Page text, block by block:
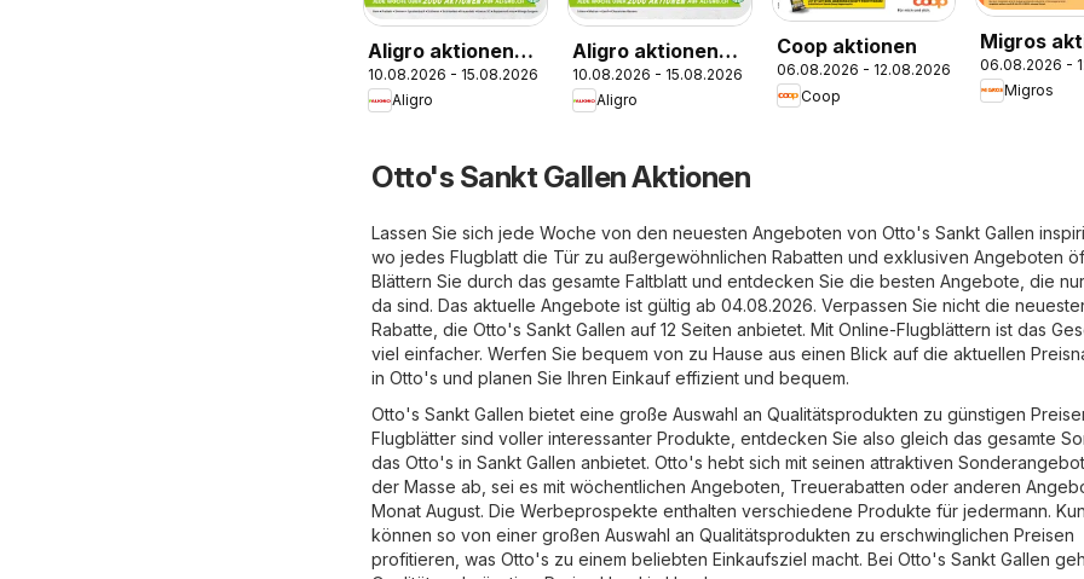
Aligro aktionen
Schlieren,
Gossau SG,
Rapperswil-Jona,
Sargans, Bern
10.08.2026 - 15.08.2026
Aligro
Aligro aktionen
Chavannes,
Matran, Genf,
10.08.2026 - 15.08.2026
Aligro
Coop aktionen
06.08.2026 - 12.08.2026
Coop
Migros
06.08.2026 -
Migros
Otto's Sankt Gallen Aktionen
Lassen Sie sich jede Woche von den neuesten Angeboten von Otto's Sankt Gallen
wo jedes Flugblatt die Tür zu außergewöhnlichen Rabatten und exklusiven Angeboten
Blättern Sie durch das gesamte Faltblatt und entdecken Sie die besten Angebote, die
da sind. Das aktuelle Angebote ist gültig ab 04.08.2026. Verpassen Sie nicht die
Rabatte, die Otto's Sankt Gallen auf 12 Seiten anbietet. Mit Online-Flugblättern ist das
viel einfacher. Werfen Sie bequem von zu Hause aus einen Blick auf die aktuellen
in Otto's und planen Sie Ihren Einkauf effizient und bequem.
Otto's Sankt Gallen bietet eine große Auswahl an Qualitätsprodukten zu günstigen
Flugblätter sind voller interessanter Produkte, entdecken Sie also gleich das gesamte
das Otto's in Sankt Gallen anbietet. Otto's hebt sich mit seinen attraktiven
der Masse ab, sei es mit wöchentlichen Angeboten, Treuerabatten oder anderen
Monat August. Die Werbeprospekte enthalten verschiedene Produkte für jedermann.
können so von einer großen Auswahl an Qualitätsprodukten zu erschwinglichen Preisen
profitieren, was Otto's zu einem beliebten Einkaufsziel macht. Bei Otto's Sankt Gallen